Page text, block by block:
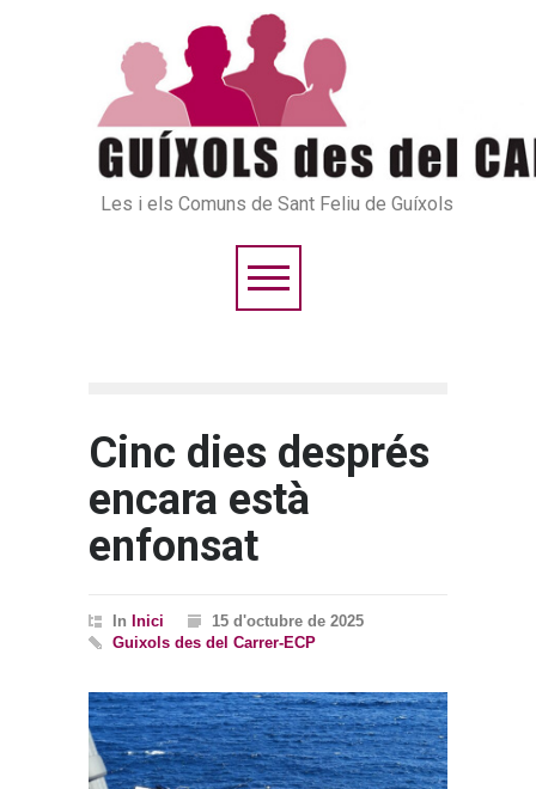
Les i els Comuns de Sant Feliu de Guíxols
Cinc dies després
encara està
enfonsat
In Inici
15 d'octubre de 2025
Guixols des del Carrer-ECP